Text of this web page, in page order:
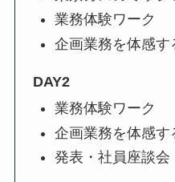
業務体験ワーク
企画業務を体感す
DAY2
業務体験ワーク
企画業務を体感す
発表・社員座談会